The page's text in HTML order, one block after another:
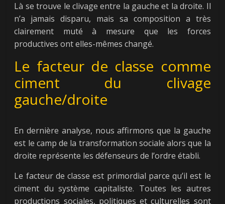
Là se trouve le clivage entre la gauche et la droite. Il
n’a jamais disparu, mais sa composition a très
clairement muté à mesure que les forces
productives ont elles-mêmes changé.
Le facteur de classe comme
ciment du clivage
gauche/droite
En dernière analyse, nous affirmons que la gauche
est le camp de la transformation sociale alors que la
droite représente les défenseurs de l’ordre établi.
Le facteur de classe est primordial parce qu’il est le
ciment du système capitaliste. Toutes les autres
productions sociales, politiques et culturelles sont